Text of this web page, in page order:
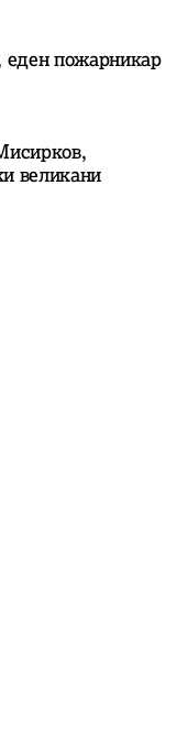
еден пожарникар
великани